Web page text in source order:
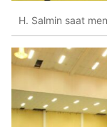
H. Salmin saat